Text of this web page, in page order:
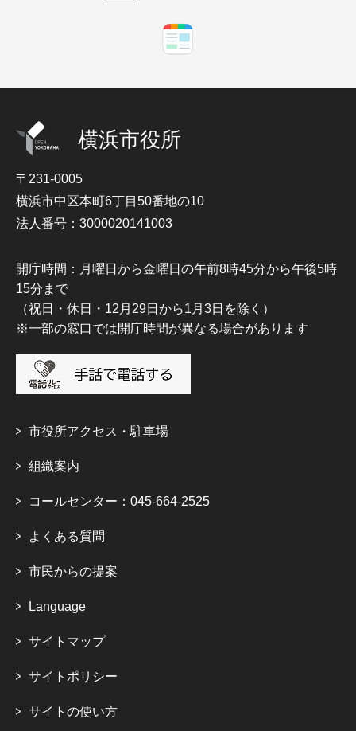
横浜市役所
〒231-0005
横浜市中区本町6丁目50番地の10
法人番号：3000020141003
開庁時間：月曜日から金曜日の午前8時45分から午後5時
15分まで
（祝日・休日・12月29日から1月3日を除く）
※一部の窓口では開庁時間が異なる場合があります
市役所アクセス・駐車場
組織案内
コールセンター：045-664-2525
よくある質問
市民からの提案
Language
サイトマップ
サイトポリシー
サイトの使い方